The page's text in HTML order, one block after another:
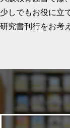
少しでもお役に立
研究書刊行をお考